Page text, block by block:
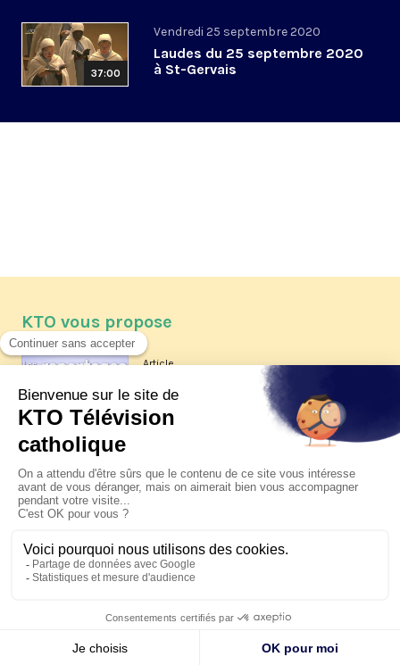
37:00
Vendredi 25 septembre 2020
Laudes du 25 septembre 2020
à St-Gervais
KTO vous propose
Article
Les reportages d'été 2026 de KTO
La visite pastorale du pape Léon
XIV à Assise à suivre sur KTO le
jeudi 6 août
Le pape en Uruguay, Argentine et
Pérou du 6 au 17 novembre 2026
© KTO 2026 — Mentions légales